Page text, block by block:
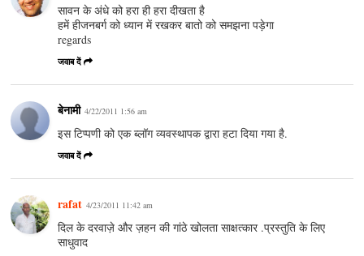
सावन के अंधे को हरा ही हरा दीखता है
हमें हीजनबर्ग को ध्यान में रखकर बातो को समझना पड़ेगा
regards
जवाब दें
बेनामी 4/22/2011 1:56 am
इस टिप्पणी को एक ब्लॉग व्यवस्थापक द्वारा हटा दिया गया है.
जवाब दें
rafat 4/23/2011 11:42 am
दिल के दरवाज़े और ज़हन की गांठे खोलता साक्षत्कार .प्रस्तुति के लिए
साधुवाद